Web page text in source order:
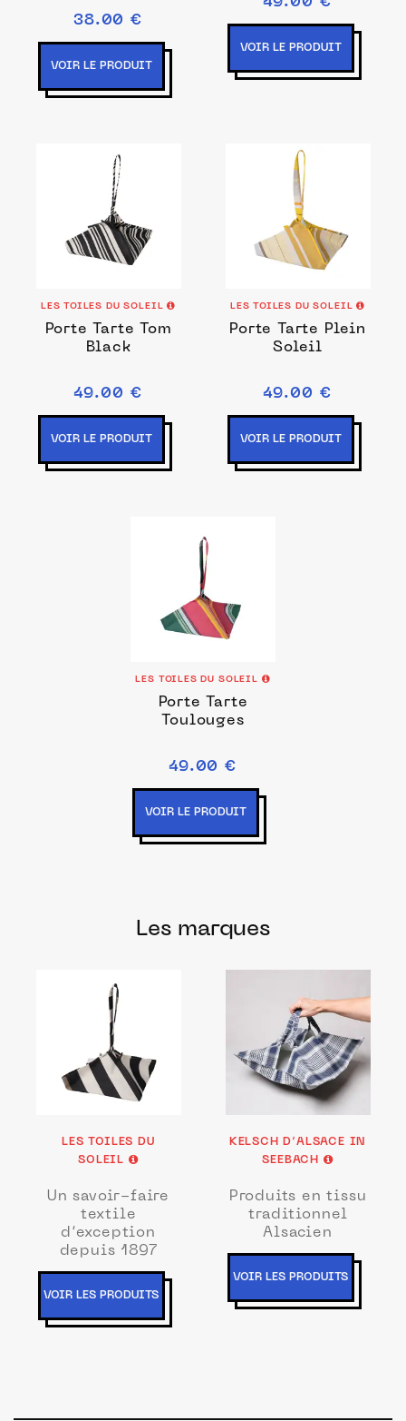
38.00 €
VOIR LE PRODUIT
VOIR LE PRODUIT
LES TOILES DU SOLEIL
Porte Tarte Tom
Black
49.00 €
VOIR LE PRODUIT
LES TOILES DU SOLEIL
Porte Tarte Plein
Soleil
49.00 €
VOIR LE PRODUIT
LES TOILES DU SOLEIL
Porte Tarte
Toulouges
49.00 €
VOIR LE PRODUIT
Les marques
LES TOILES DU
SOLEIL
Un savoir-faire
textile
d’exception
depuis 1897
VOIR LES PRODUITS
KELSCH D’ALSACE IN
SEEBACH
Produits en tissu
traditionnel
Alsacien
VOIR LES PRODUITS